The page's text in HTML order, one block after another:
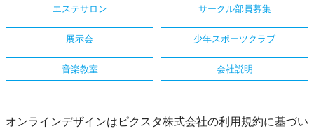
エステサロン サークル部員募集
展示会 少年スポーツクラブ
音楽教室 会社説明
オンラインデザインはピクスタ株式会社の利用規約に基づい